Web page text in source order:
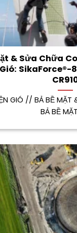
& Sửa Chữa
SikaForce®-
GIÓ // BẢ BỀ MẶT
BẢ BỀ